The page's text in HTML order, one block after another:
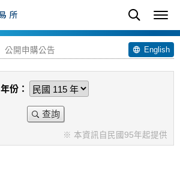
公開申購公告 English
年份：
查詢
※ 本資訊自民國95年起提供